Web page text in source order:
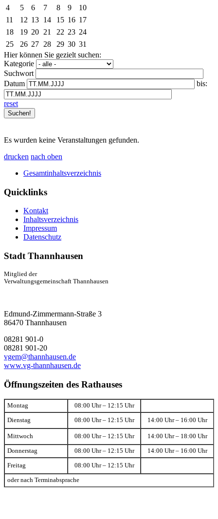
4
5 6 7 8 9
10
11
12 13 14 15 16 17
18
19 20 21 22 23 24
25
26 27 28 29 30 31
Hier können Sie gezielt suchen:
Kategorie
Suchwort
Datum
bis:
reset
Es wurden keine Veranstaltungen gefunden.
drucken nach oben
Gesamtinhaltsverzeichnis
Quicklinks
Kontakt
Inhaltsverzeichnis
Impressum
Datenschutz
Stadt Thannhausen
Mitglied der
Verwaltungsgemeinschaft Thannhausen
Edmund-Zimmermann-Straße 3
86470 Thannhausen
08281 901-0
08281 901-20
vgem@thannhausen.de
www.vg-thannhausen.de
Öffnungszeiten des Rathauses
Montag 08:00 Uhr – 12:15 Uhr
Dienstag 08:00 Uhr – 12:15 Uhr 14:00 Uhr – 16:00 Uhr
Mittwoch 08:00 Uhr – 12:15 Uhr 14:00 Uhr – 18:00 Uhr
Donnerstag 08:00 Uhr – 12:15 Uhr 14:00 Uhr – 16:00 Uhr
Freitag 08:00 Uhr – 12:15 Uhr
oder nach Terminabsprache